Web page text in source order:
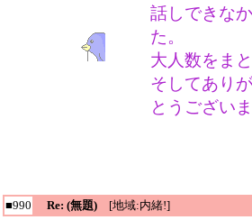
話しできな
た。
大人数をま
そしてありが
とうござい
■990 Re: (無題)[地域:内緒!]